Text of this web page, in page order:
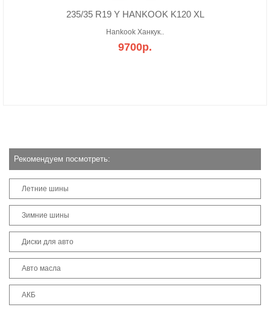
235/35 R19 Y HANKOOK K120 XL
Hankook Ханкук..
9700р.
Рекомендуем посмотреть:
Летние шины
Зимние шины
Диски для авто
Авто масла
АКБ